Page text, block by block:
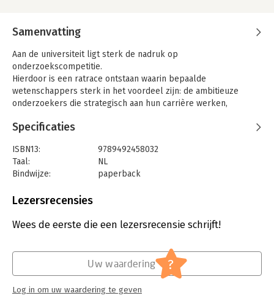
Samenvatting
Aan de universiteit ligt sterk de nadruk op
onderzoekscompetitie.
Hierdoor is een ratrace ontstaan waarin bepaalde
wetenschappers sterk in het voordeel zijn: de ambitieuze
onderzoekers die strategisch aan hun carrière werken,
weinig voor hun collega's doen. Ze hechten zich nauwelijks aan
iets voor hun maatschappelijke omgeving willen doen. Dit boek
wijst competitie niet af, maar pleit voor een betere balans:
meer oog voor samenwerken, variatie en maatschappelijke
financiële ondersteuning van het Ministerie van Onderwijs,
Specificaties
ISBN13:
9789492458032
Taal:
NL
Bindwijze:
paperback
Uitgever:
Verschijningsdatum:
5-9-2016
Lezersrecensies
Wees de eerste die een lezersrecensie schrijft!
Uw waardering ?
Log in om uw waardering te geven